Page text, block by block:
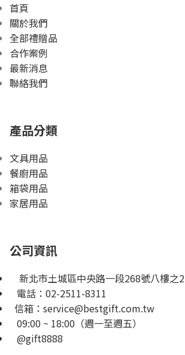
首頁
關於我們
全部禮贈品
合作案例
最新消息
聯絡我們
產品分類
文具用品
餐廚用品
箱袋用品
家居用品
公司資訊
新北市土城區中央路一段268號八樓之2
電話： 02-2511-8311
信箱： service@bestgift.com.tw
09:00 ~ 18:00（週一至週五）
@gift8888